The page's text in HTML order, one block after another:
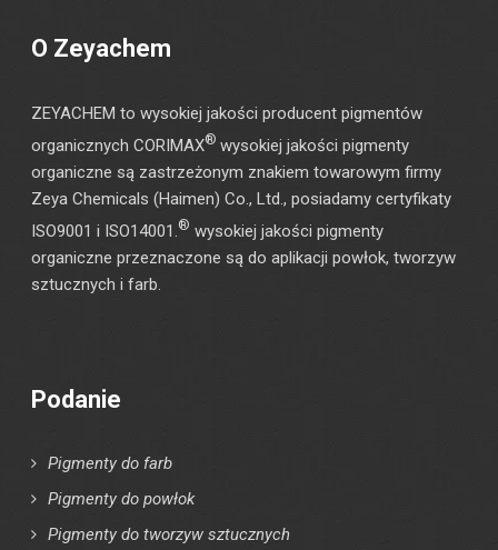
O Zeyachem
ZEYACHEM to wysokiej jakości producent pigmentów
organicznych CORIMAX®wysokiej jakości pigmenty
organiczne są zastrzeżonym znakiem towarowym firmy
Zeya Chemicals (Haimen) Co., Ltd., posiadamy certyfikaty
ISO9001 i ISO14001.® wysokiej jakości pigmenty
organiczne przeznaczone są do aplikacji powłok, tworzyw
sztucznych i farb.
Podanie
Pigmenty do farb
Pigmenty do powłok
Pigmenty do tworzyw sztucznych